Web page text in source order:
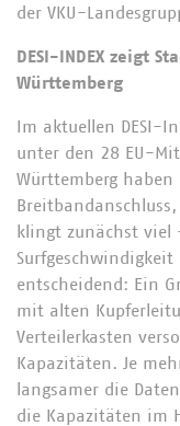
der VKU-
DESI-INDEX zeigt
Württemberg
Im aktuellen DESI-
unter den 28 EU-
Württemberg haben
klingt zunächst viel
Surfgeschwindigkeit
entscheidend: Ein
mit alten
Verteilerkasten
Kapazitäten. Je
langsamer die
die Kapazitäten im